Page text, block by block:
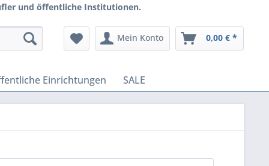
und öffentliche Institutionen.
Mein Konto 0,00 € *
Einrichtungen SALE